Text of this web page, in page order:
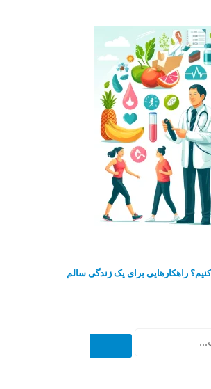
راهکارهایی برای یک زندگی سالم